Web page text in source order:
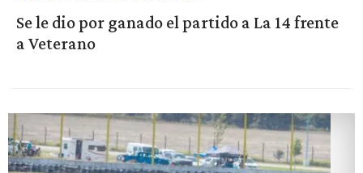
Se le dio por ganado el partido a La 14 frente
a Veterano